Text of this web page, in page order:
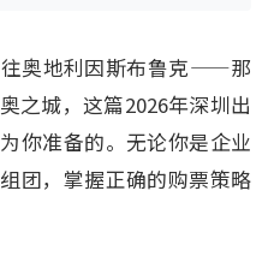
奥地利因斯布鲁克——那
之城，这篇2026年深圳出
你准备的。无论你是企业
团，掌握正确的购票策略